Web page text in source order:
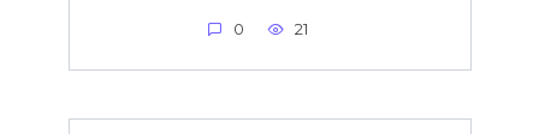
0 21